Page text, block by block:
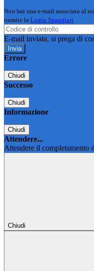
Non hai una e-mail associata al
tramite la Login Spaggiari
E-mail inviata, si prega di
Errore
Chiudi
Successo
Chiudi
Informazione
Chiudi
Attendere...
Attendere il completamento
Chiudi